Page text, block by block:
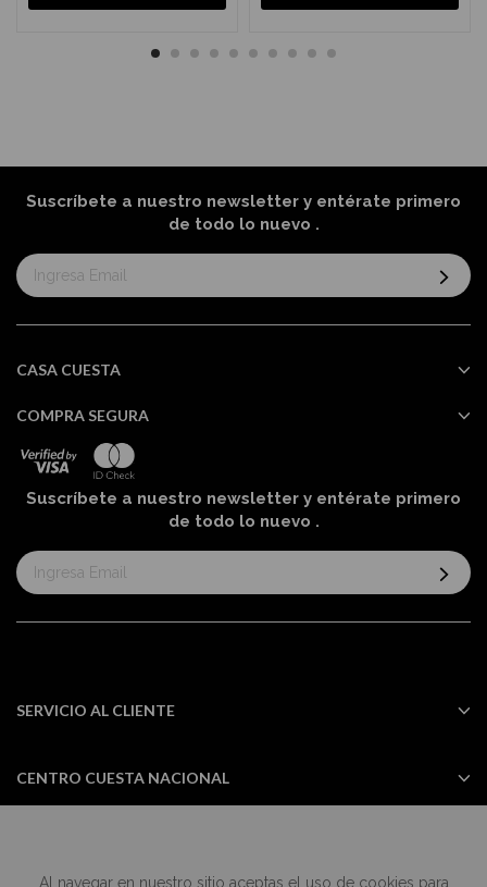
Al navegar en nuestro sitio aceptas el uso de cookies para
Suscríbete a nuestro newsletter y entérate primero
de todo lo nuevo .
Suscríbase
al
informativo:
CASA CUESTA
COMPRA SEGURA
Suscríbete a nuestro newsletter y entérate primero
de todo lo nuevo .
Suscríbase
al
informativo:
SERVICIO AL CLIENTE
CENTRO CUESTA NACIONAL